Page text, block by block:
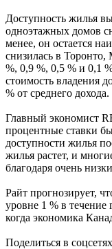
Доступность жилья
одноэтажных домов
менее, он остается
снизилась в
%, 0,9 %, 0,5 % и 0,1
стоимость владения
% от среднего дохода.
Главный экономист
процентные ставки
доступности жилья
жилья растет, и
благодаря очень
Райт прогнозирует,
уровне 1 % в течение
когда экономика
Поделиться в